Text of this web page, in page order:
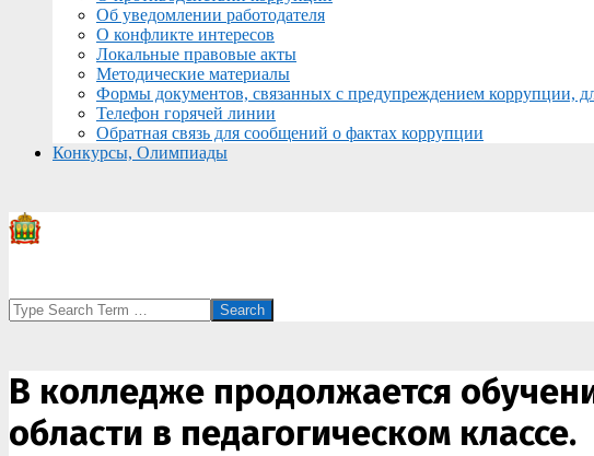
Об уведомлении работодателя
О конфликте интересов
Локальные правовые акты
Методические материалы
Формы документов, связанных с предупреждением коррупции,
Телефон горячей линии
Обратная связь для сообщений о фактах коррупции
Конкурсы, Олимпиады
Search
В колледже продолжается
области в педагогическом классе.